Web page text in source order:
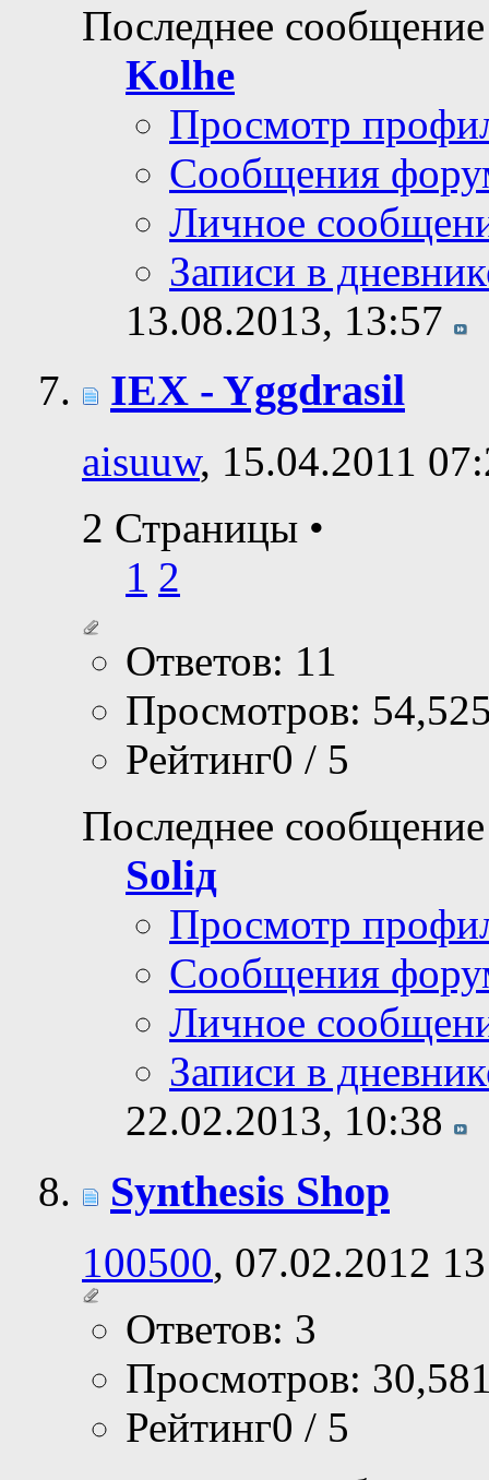
Последнее
Kolhe
Просмотр
Сообщения
Личное
Записи в
13.08.2013, 13:57
IEX - Yggdrasil
aisuuw, 15.04.2011
2 Страницы •
1 2
Ответов: 11
Просмотров:
Рейтинг0 / 5
Последнее
Soliд
Просмотр
Сообщения
Личное
Записи в
22.02.2013, 10:38
Synthesis Shop
100500, 07.02.2012
Ответов: 3
Просмотров:
Рейтинг0 / 5